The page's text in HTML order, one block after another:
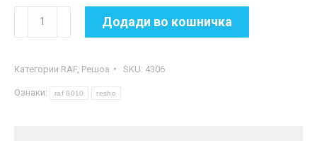
Електрично
решо
R.8010
-
Додади во кошничка
Категории RAF, Решоа SKU: 4306
Ознаки: raf 8010 resho